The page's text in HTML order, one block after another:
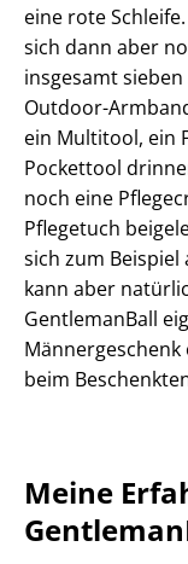
eine rote
sich dann aber
insgesamt
Outdoor-
ein Multitool, ein
Pockettool
noch eine
Pflegetuch
sich zum Beispiel
kann aber
GentlemanBall
beim
Meine